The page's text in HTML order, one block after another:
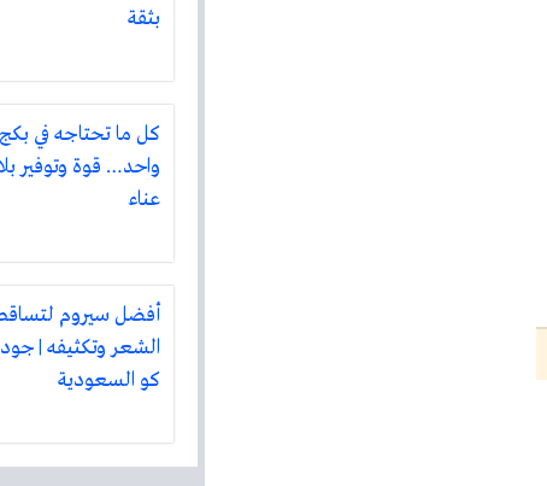
بثقة
كل ما تحتاجه في بكج
واحد… قوة وتوفير
عناء
أفضل سيروم
الشعر وتكثيفه |
كو السعودية